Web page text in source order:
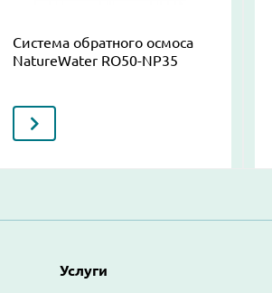
Система обратного осмоса
NatureWater RO50-NP35
Услуги